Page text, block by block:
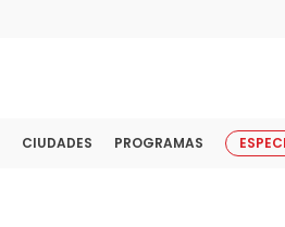
CIUDADES PROGRAMAS